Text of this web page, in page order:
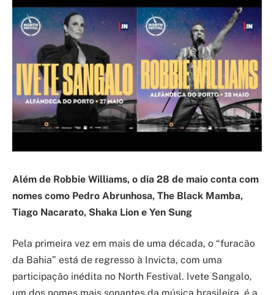
Além de Robbie Williams, o dia 28 de maio conta com
nomes como Pedro Abrunhosa, The Black Mamba,
Tiago Nacarato, Shaka Lion e Yen Sung
Pela primeira vez em mais de uma década, o “furacão
da Bahia” está de regresso à Invicta, com uma
participação inédita no North Festival. Ivete Sangalo,